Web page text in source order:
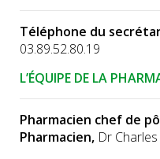
Téléphone du
03.89.52.80.19
L’ÉQUIPE DE LA
Pharmacien chef de
Pharmacien, Dr